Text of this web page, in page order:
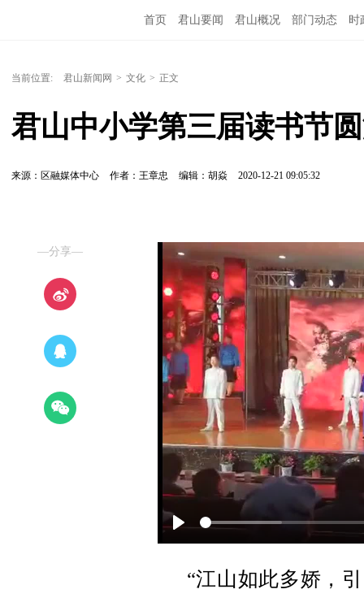
首页 君山要闻 君山概况 部门动态 时
当前位置: 君山新闻网 > 文化 > 正文
君山中小学第三届读书节
来源：区融媒体中心 作者：王章忠 编辑：胡焱 2020-12-21 09:05:32
—分享—
P
“江山如此多娇，